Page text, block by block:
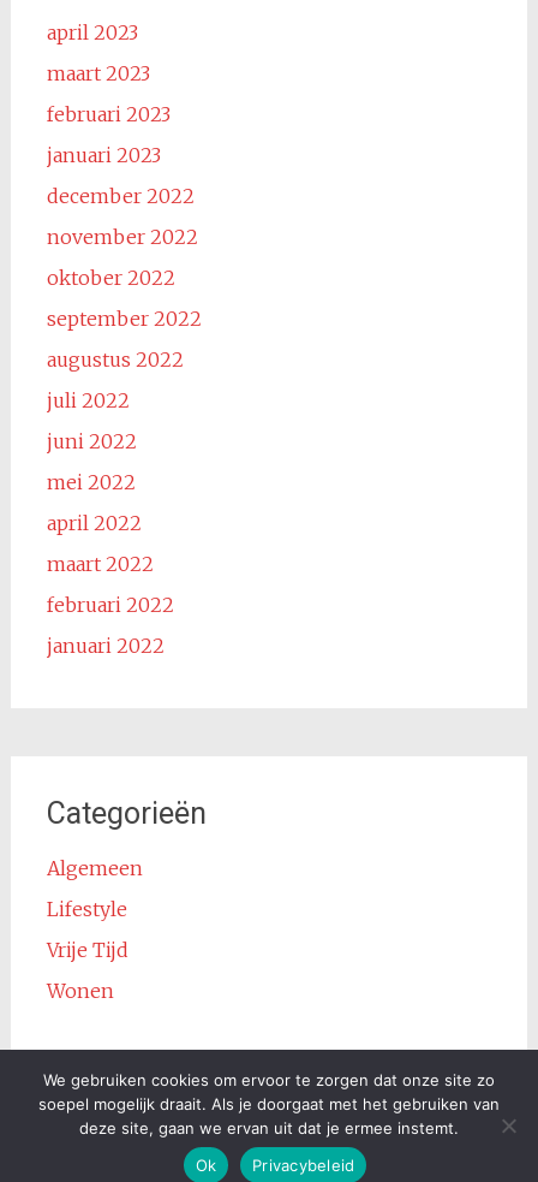
april 2023
maart 2023
februari 2023
januari 2023
december 2022
november 2022
oktober 2022
september 2022
augustus 2022
juli 2022
juni 2022
mei 2022
april 2022
maart 2022
februari 2022
januari 2022
Categorieën
Algemeen
Lifestyle
Vrije Tijd
Wonen
Copyright © 2026Podcast Info. Alle rechten voorbehouden.
door ThemeGrill. Aangedreven door
We gebruiken cookies om ervoor te zorgen dat onze site zo
soepel mogelijk draait. Als je doorgaat met het gebruiken van
deze site, gaan we ervan uit dat je ermee instemt.
Ok
Privacybeleid